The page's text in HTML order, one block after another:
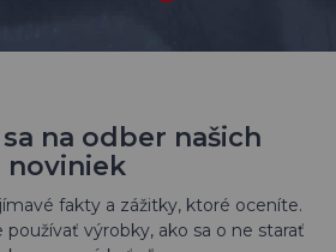
na odber našich
noviniek
fakty a zážitky, ktoré oceníte.
používať výrobky, ako sa o ne starať